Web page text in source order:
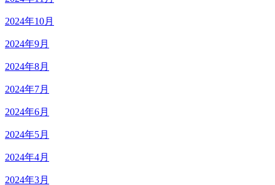
2024年10月
2024年9月
2024年8月
2024年7月
2024年6月
2024年5月
2024年4月
2024年3月